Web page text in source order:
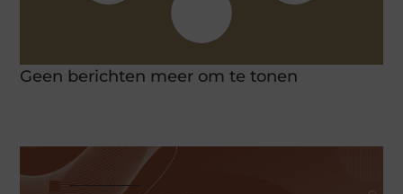
Geen berichten meer om te tonen